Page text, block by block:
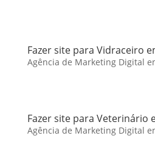
Fazer site para Vidraceiro
Agência de Marketing Digital
Fazer site para Veterinário
Agência de Marketing Digital